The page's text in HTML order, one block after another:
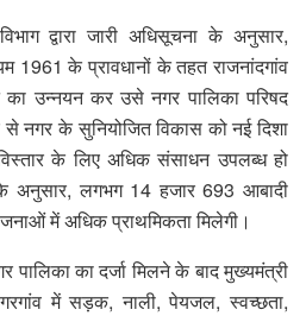
द्वारा जारी अधिसूचना के अनुसार,
1961 के प्रावधानों के तहत राजनांदगांव
उन्नयन कर उसे नगर पालिका परिषद
से नगर के सुनियोजित विकास को नई दिशा
के लिए अधिक संसाधन उपलब्ध हो
लगभग 14 हजार 693 आबादी
में अधिक प्राथमिकता मिलेगी।
पालिका का दर्जा मिलने के बाद मुख्यमंत्री
में सड़क, नाली, पेयजल, स्वच्छता,